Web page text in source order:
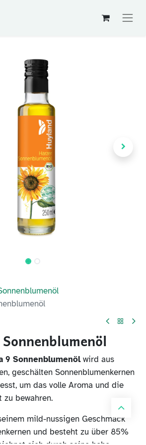
9 Sonnenblumenölwird aus
geschälten Sonnenblumenkernen
um das volle Aroma und die
bewahren.
mild-nussigen Geschmack
und besteht zu über 85%